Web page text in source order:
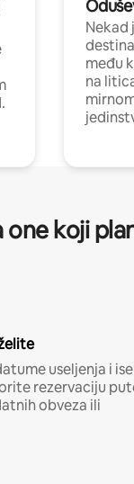
Nekad
među
na
one koji
useljenja i
rezervaciju
obveza ili